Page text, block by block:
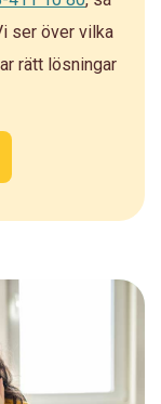
ser över vilka
rätt lösningar